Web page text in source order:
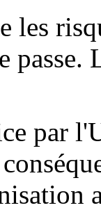
les
passe.
par